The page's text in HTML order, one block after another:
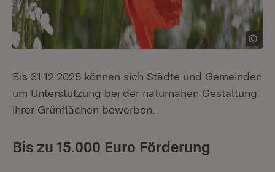
Bis 31.12.2025 können sich Städte und Gemeinden
um Unterstützung bei der naturnahen Gestaltung
ihrer Grünflächen bewerben.
Bis zu 15.000 Euro Förderung